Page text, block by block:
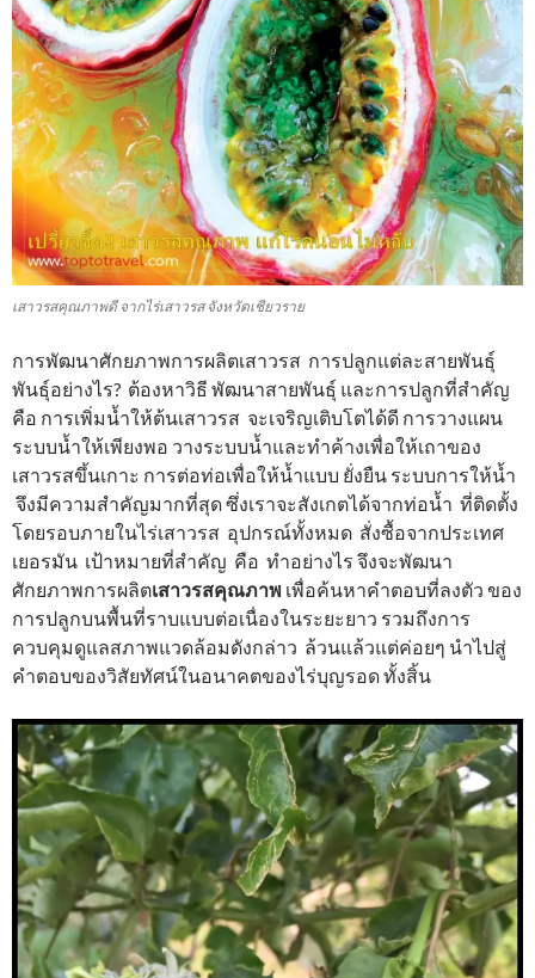
เสาวรสคุณภาพดี จากไร่เสาวรส จังหวัดเชียวราย
การพัฒนาศักยภาพการผลิตเสาวรส การปลูกแต่ละสายพันธุ์
พันธุ์อย่างไร? ต้องหาวิธี พัฒนาสายพันธุ์ และการปลูกที่สำคัญ
คือ การเพิ่มน้ำให้ต้นเสาวรส จะเจริญเติบโตได้ดี การวางแผน
ระบบน้ำให้เพียงพอ วางระบบน้ำและทำค้างเพื่อให้เถาของ
เสาวรสขึ้นเกาะ การต่อท่อเพื่อให้น้ำแบบ ยั่งยืน ระบบการให้น้ำ
จึงมีความสำคัญมากที่สุด ซึ่งเราจะสังเกตได้จากท่อน้ำ ที่ติดตั้ง
โดยรอบภายในไร่เสาวรส อุปกรณ์ทั้งหมด สั่งซื้อจากประเทศ
เยอรมัน เป้าหมายที่สำคัญ คือ ทำอย่างไร จึงจะพัฒนา
ศักยภาพการผลิตเสาวรสคุณภาพ เพื่อค้นหาคำตอบที่ลงตัว ของ
การปลูกบนพื้นที่ราบแบบต่อเนื่องในระยะยาว รวมถึงการ
ควบคุมดูแลสภาพแวดล้อมดังกล่าว ล้วนแล้วแต่ค่อยๆ นำไปสู่
คำตอบของวิสัยทัศน์ในอนาคตของไร่บุญรอด ทั้งสิ้น